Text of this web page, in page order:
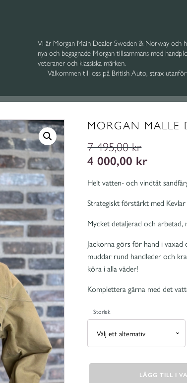
Vi är Morgan Main Dealer Sweden & Norway och
nya och begagnade Morgan tillsammans med
veteraner och klassiska märken.
Välkommen till oss på British Auto, strax
MORGAN MALLE
7 495,00kr
Det
ursprungliga
var:
495,00 kr.
4 000,00 krDet
är:
000,00 kr.
Helt vatten- och vindtät
Strategiskt förstärkt med
Mycket detaljerad och
Jackorna görs för hand i
muddar rund handleder och
köra i alla väder!
Komplettera gärna med det
Storlek
LÄGG TILL I